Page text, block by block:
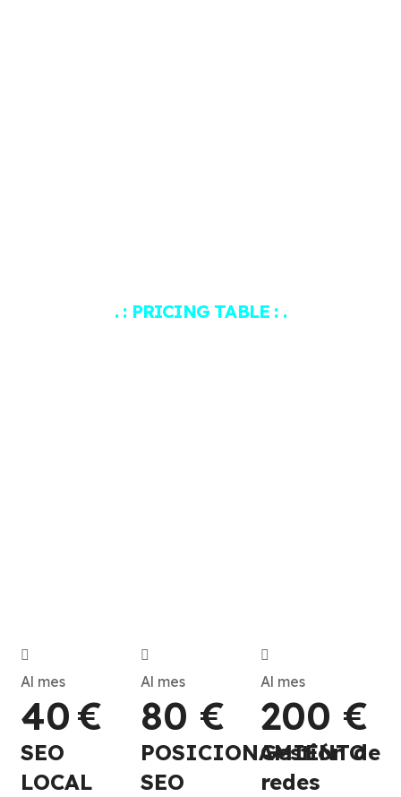
. : PRICING TABLE : .
Al mes
40 €
SEO
LOCAL
Al mes
80 €
POSICIONAMIENTO
SEO
Al mes
200 €
Gestión de
redes